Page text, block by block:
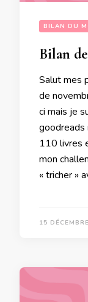
BILAN DU
Bilan
Salut mes
de
ci mais je
goodreads
110 livres
mon
« tricher »
15